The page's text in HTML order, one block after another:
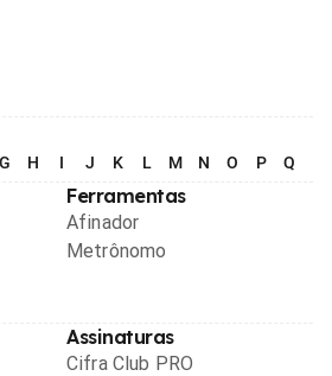
G H I J K L M N O P Q
Ferramentas
Afinador
Metrônomo
Assinaturas
Cifra Club PRO